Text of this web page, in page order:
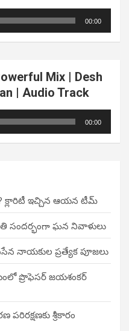
00:00
Mix | Desh
| Audio Track
00:00
క్లారిటీ ఇచ్చిన ఆయన టీమ్
సందర్భంగా ఘన నివాళులు
ప్రత్యేక పూజలు
ప్రొఫెసర్ జయశంకర్
శ్రీకారం